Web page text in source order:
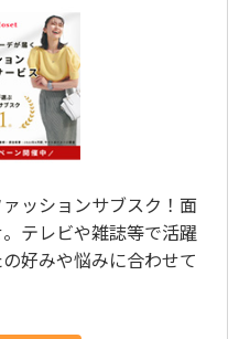
ッションサブスク！面
テレビや雑誌等で活躍
好みや悩みに合わせて